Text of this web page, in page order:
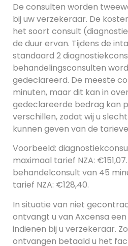
De consulten worden
bij uw verzekeraar. De
het soort consult
de duur ervan. Tijdens de
standaard 2
behandelingsconsulten
gedeclareerd. De meeste
minuten, maar dit kan in
gedeclareerde bedrag kan
verschillen, zodat wij u
kunnen geven van de
Voorbeeld:
maximaal tarief NZA:
behandelconsult van 45
tarief NZA: €128,40.
In situatie van niet
ontvangt u van Axcensa
indienen bij u verzekeraar.
ontvangen betaald u het